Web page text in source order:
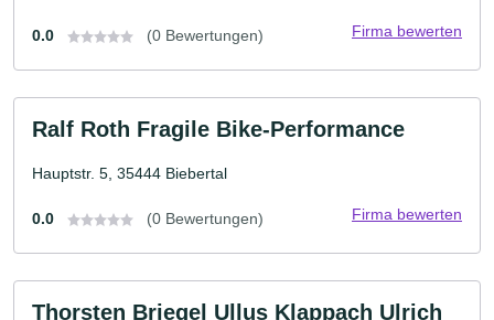
0.0 (0 Bewertungen) Firma bewerten
Ralf Roth Fragile Bike-Performance
Hauptstr. 5, 35444 Biebertal
0.0 (0 Bewertungen) Firma bewerten
Thorsten Briegel Ullus Klappach Ulrich